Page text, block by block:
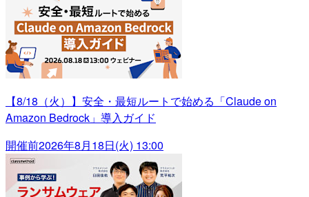
【8/18（火）】安全・最短ルートで始める「Claude on
Amazon Bedrock」導入ガイド
開催前2026年8月18日(火) 13:00